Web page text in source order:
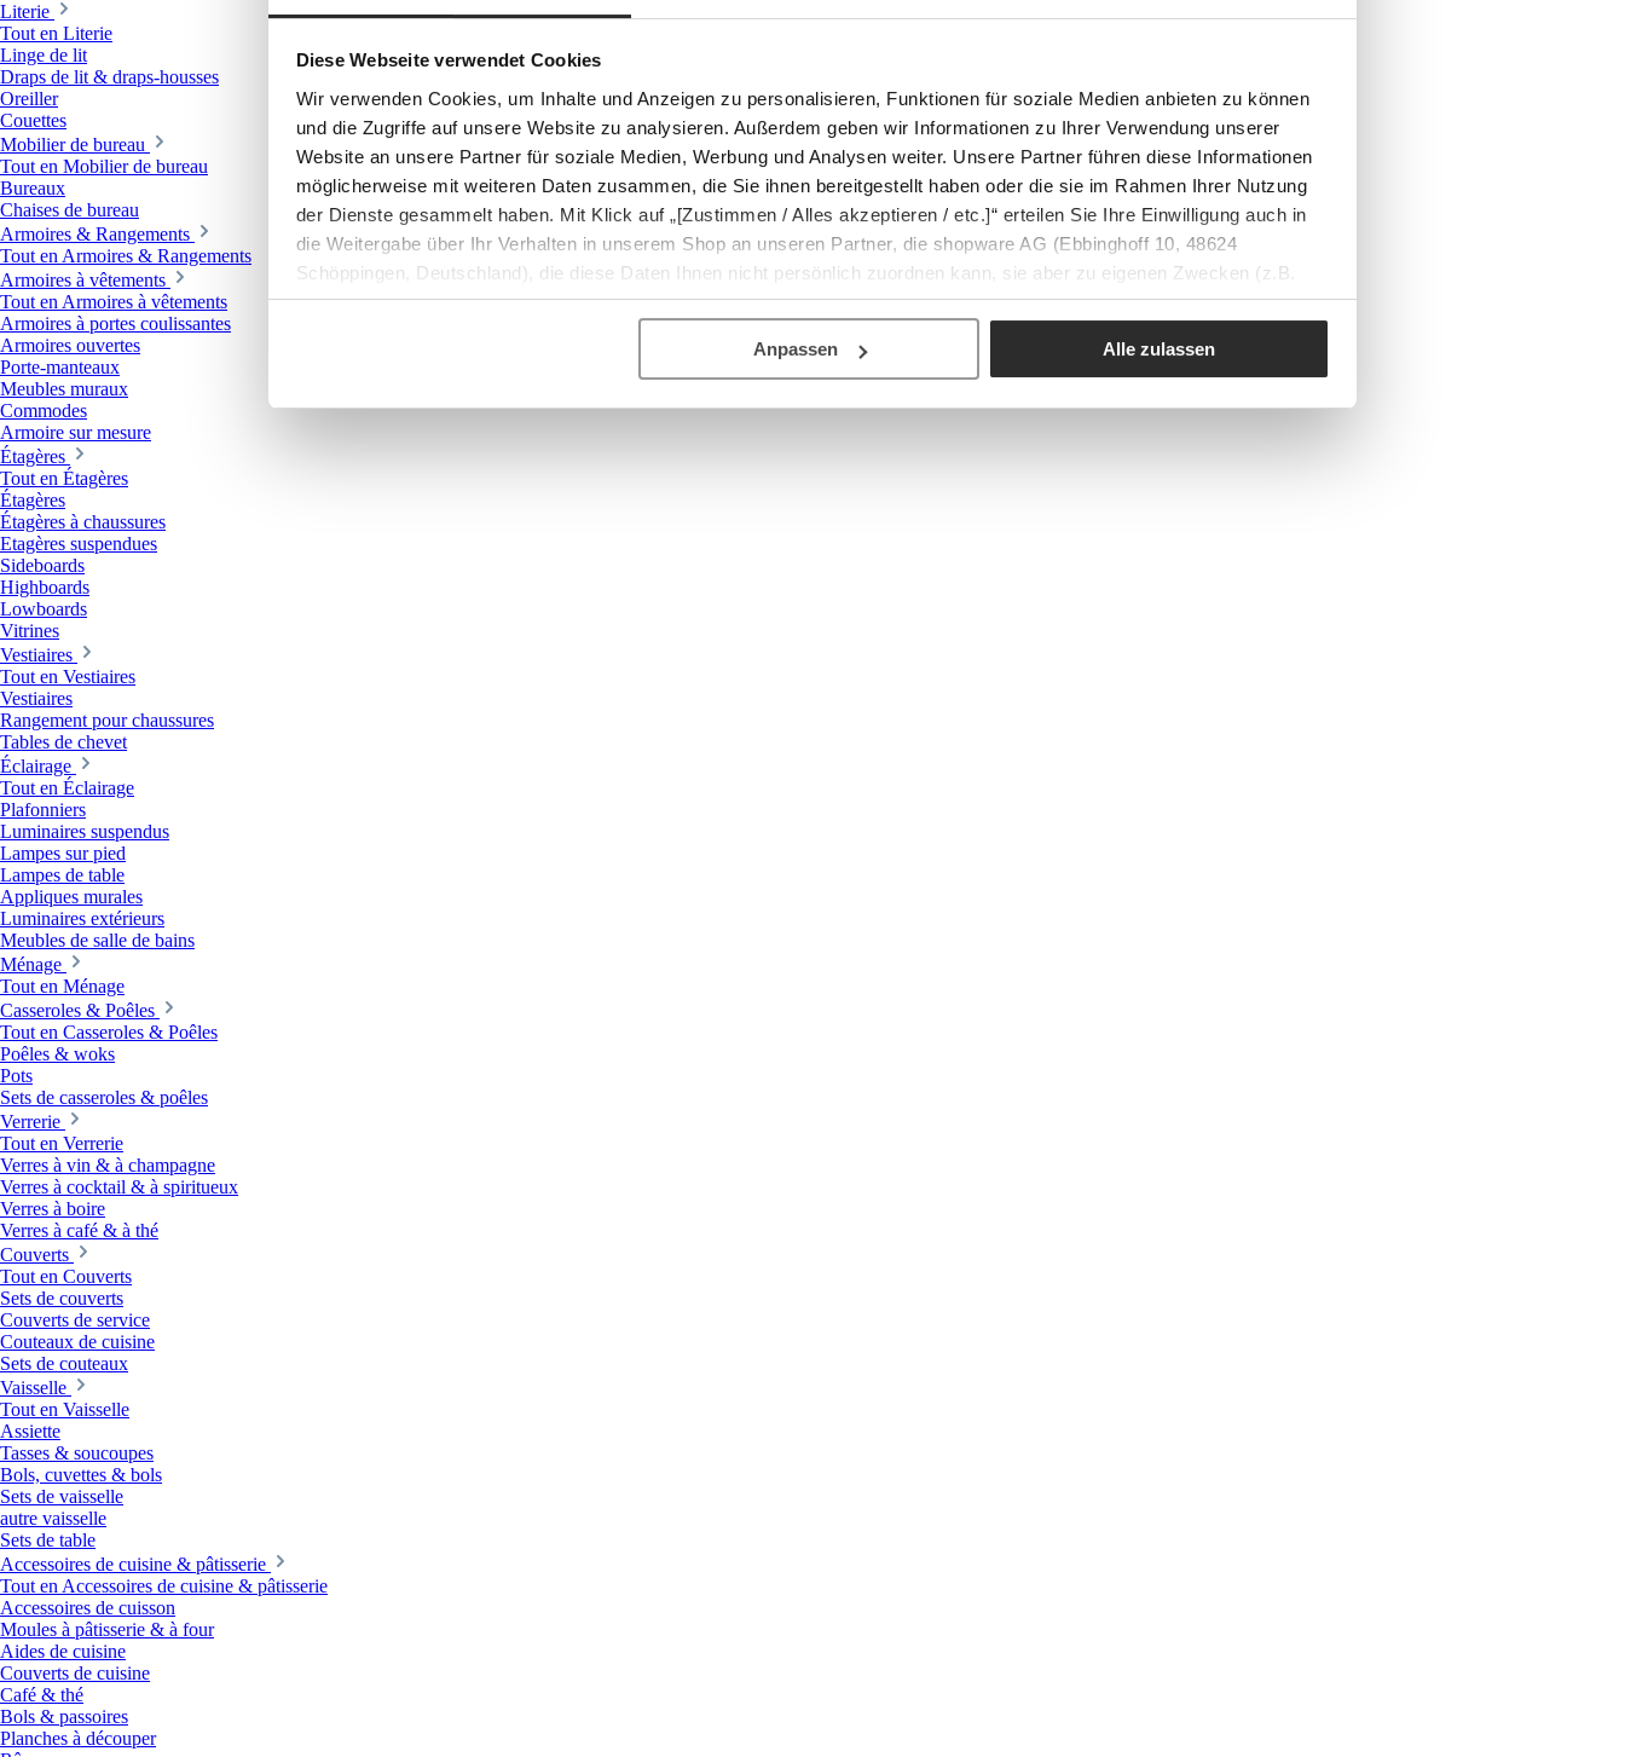
Diese Webseite verwendet Cookies
Wir verwenden Cookies, um Inhalte und Anzeigen zu personalisieren, Funktionen für soziale Medien anbieten zu können
und die Zugriffe auf unsere Website zu analysieren. Außerdem geben wir Informationen zu Ihrer Verwendung unserer
Website an unsere Partner für soziale Medien, Werbung und Analysen weiter. Unsere Partner führen diese Informationen
möglicherweise mit weiteren Daten zusammen, die Sie ihnen bereitgestellt haben oder die sie im Rahmen Ihrer Nutzung
der Dienste gesammelt haben. Mit Klick auf „[Zustimmen / Alles akzeptieren / etc.]“ erteilen Sie Ihre Einwilligung auch in
die Weitergabe über Ihr Verhalten in unserem Shop an unseren Partner, die shopware AG (Ebbinghoff 10, 48624
Schöppingen, Deutschland), die diese Daten Ihnen nicht persönlich zuordnen kann, sie aber zu eigenen Zwecken (z.B.
Produktverbesserungen, Marktverhaltensanalysen) verarbeiten darf.
Anpassen Alle zulassen
Literie
Tout en Literie
Linge de lit
Draps de lit & draps-housses
Oreiller
Couettes
Mobilier de bureau
Tout en Mobilier de bureau
Bureaux
Chaises de bureau
Armoires & Rangements
Tout en Armoires & Rangements
Armoires à vêtements
Tout en Armoires à vêtements
Armoires à portes coulissantes
Armoires ouvertes
Porte-manteaux
Meubles muraux
Commodes
Armoire sur mesure
Étagères
Tout en Étagères
Étagères
Étagères à chaussures
Etagères suspendues
Sideboards
Highboards
Lowboards
Vitrines
Vestiaires
Tout en Vestiaires
Vestiaires
Rangement pour chaussures
Tables de chevet
Éclairage
Tout en Éclairage
Plafonniers
Luminaires suspendus
Lampes sur pied
Lampes de table
Appliques murales
Luminaires extérieurs
Meubles de salle de bains
Ménage
Tout en Ménage
Casseroles & Poêles
Tout en Casseroles & Poêles
Poêles & woks
Pots
Sets de casseroles & poêles
Verrerie
Tout en Verrerie
Verres à vin & à champagne
Verres à cocktail & à spiritueux
Verres à boire
Verres à café & à thé
Couverts
Tout en Couverts
Sets de couverts
Couverts de service
Couteaux de cuisine
Sets de couteaux
Vaisselle
Tout en Vaisselle
Assiette
Tasses & soucoupes
Bols, cuvettes & bols
Sets de vaisselle
autre vaisselle
Sets de table
Accessoires de cuisine & pâtisserie
Tout en Accessoires de cuisine & pâtisserie
Accessoires de cuisson
Moules à pâtisserie & à four
Aides de cuisine
Couverts de cuisine
Café & thé
Bols & passoires
Planches à découper